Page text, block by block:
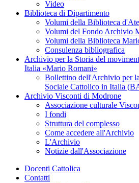
Video
Biblioteca di Dipartimento
Volumi della Biblioteca
Volumi del Fondo Archivio
Volumi della Biblioteca
Consulenza bibliografica
Archivio per la Storia del
Italia «Mario Romani»
Bollettino dell'Archivio per
Sociale Cattolico in Italia
Archivio Visconti di Modrone
Associazione culturale
I fondi
Struttura del complesso
Come accedere all'Archivio
L'Archivio
Notizie dall'Associazione
Docenti Cattolica
Contatti